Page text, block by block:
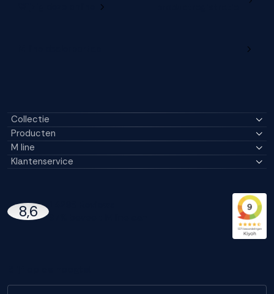
Collectie
Producten
M line
Klantenservice
8,6